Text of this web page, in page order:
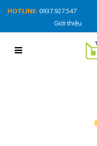
HOTLINE: 0937.927.547
Giới thiệu